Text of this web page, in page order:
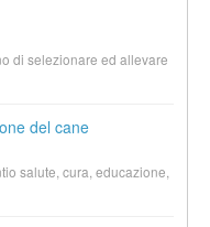
di selezionare ed allevare
del cane
salute, cura, educazione,